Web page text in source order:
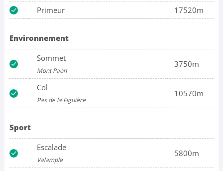
Primeur
17520m
Environnement
Sommet
Mont Paon
3750m
Col
Pas de la Figuière
10570m
Sport
Escalade
Valample
5800m